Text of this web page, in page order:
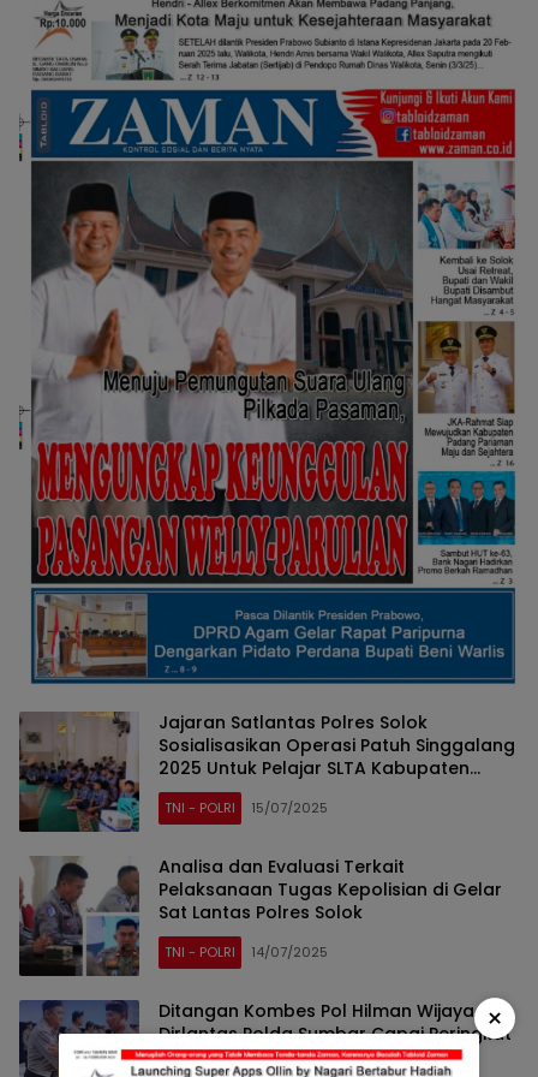
Jajaran Satlantas Polres Solok
Sosialisasikan Operasi Patuh Singgalang
2025 Untuk Pelajar SLTA Kabupaten
Solok
TNI - POLRI 15/07/2025
Analisa dan Evaluasi Terkait
Pelaksanaan Tugas Kepolisian di Gelar
Sat Lantas Polres Solok
TNI - POLRI 14/07/2025
Ditangan Kombes Pol Hilman Wijaya,
Dirlantas Polda Sumbar Capai Peringkat
1 Dalam Pencapaian PNBP
×